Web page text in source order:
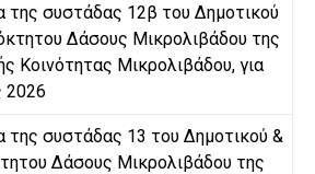
της συστάδας 12β του Δημοτικού
Δάσους Μικρολιβάδου της
Κοινότητας Μικρολιβάδου, για
2026
της συστάδας 13 του Δημοτικού &
Δάσους Μικρολιβάδου της